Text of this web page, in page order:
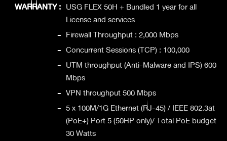
WARRANTY : USG FLEX 50H + Bundled 1 year for all
License and services
- Firewall Throughput : 2,000 Mbps
- Concurrent Sessions (TCP) : 100,000
- UTM throughput (Anti-Malware and IPS) 600
Mbps
- VPN throughput 500 Mbps
- 5 x 100M/1G Ethernet (RJ-45) / IEEE 802.3at
(PoE+) Port 5 (50HP only)/ Total PoE budget
30 Watts